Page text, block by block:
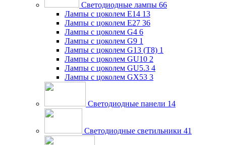
Светодиодные лампы 66
Лампы с цоколем E14 13
Лампы с цоколем E27 36
Лампы с цоколем G4 6
Лампы с цоколем G9 1
Лампы с цоколем G13 (Т8) 1
Лампы с цоколем GU10 2
Лампы с цоколем GU5.3 4
Лампы с цоколем GX53 3
Светодиодные панели 14
Светодиодные светильники 41